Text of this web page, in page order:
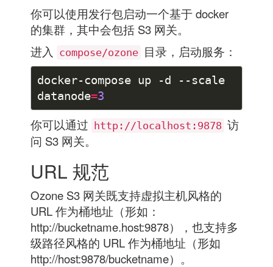
你可以使用发行包启动一个基于 docker
的集群，其中会包括 S3 网关。
进入
compose/ozone 目录，启动服务：
docker-compose up -d --scale
datanode=3
你可以通过 http://localhost:9878 访
问 S3 网关。
URL 规范
Ozone S3 网关既支持虚拟主机风格的
URL 作为桶地址（形如：
http://bucketname.host:9878），也支持多
级路径风格的 URL 作为桶地址（形如
http://host:9878/bucketname）。